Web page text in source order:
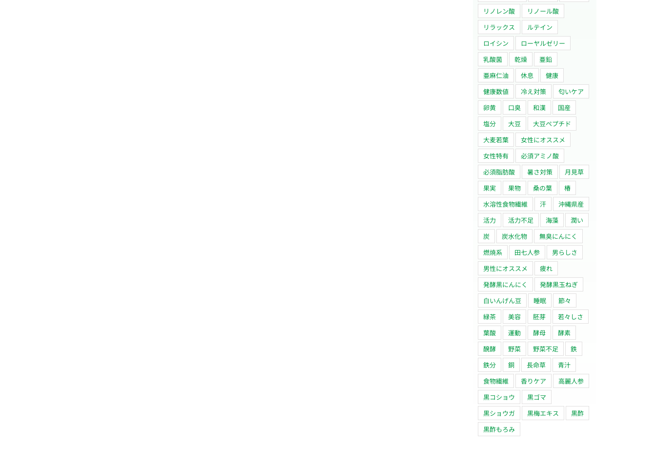
リノレン酸
リノール酸
リラックス
ルテイン
ロイシン
ローヤルゼリー
乳酸菌
乾燥
亜鉛
亜麻仁油
休息
健康
健康数値
冷え対策
匂いケア
卵黄
口臭 和漢
国産
塩分
大豆
大豆ペプチド
大麦若葉
女性にオススメ
女性特有
必須アミノ酸
必須脂肪酸
暑さ対策
月見草
果実
果物 桑の葉
椿
水溶性食物繊維
汗
沖縄県産
活力
活力不足 海藻
潤い
炭
炭水化物
無臭にんにく
燃焼系
田七人参
男らしさ
男性にオススメ
疲れ
発酵黒にんにく
発酵黒玉ねぎ
白いんげん豆
睡眠
節々
緑茶
美容 胚芽
若々しさ
葉酸
運動 酵母
酵素
醗酵
野菜 野菜不足
鉄
鉄分
銅 長命草
青汁
食物繊維
香りケア
高麗人参
黒コショウ
黒ゴマ
黒ショウガ
黒梅エキス
黒酢
黒酢もろみ